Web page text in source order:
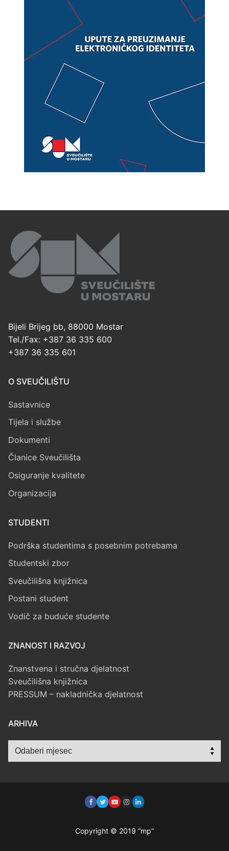
Bijeli Brijeg bb, 88000 Mostar
Tel./Fax: +387 36 335 600
+387 36 335 601
O SVEUČILIŠTU
Sastavnice
Tijela i službe
Dokumenti
Članice Sveučilišta
Osiguranje kvalitete
Organizacija
STUDENTI
Podrška studentima s posebnim potrebama
Studentski zbor
Sveučilišna knjižnica
Postani student
Vodič za buduće studente
ZNANOST I RAZVOJ
Znanstvena i stručna djelatnost
Sveučilišna knjižnica
PRESSUM – nakladnička djelatnost
ARHIVA
Arhiva
Copyright © 2019 “mp”